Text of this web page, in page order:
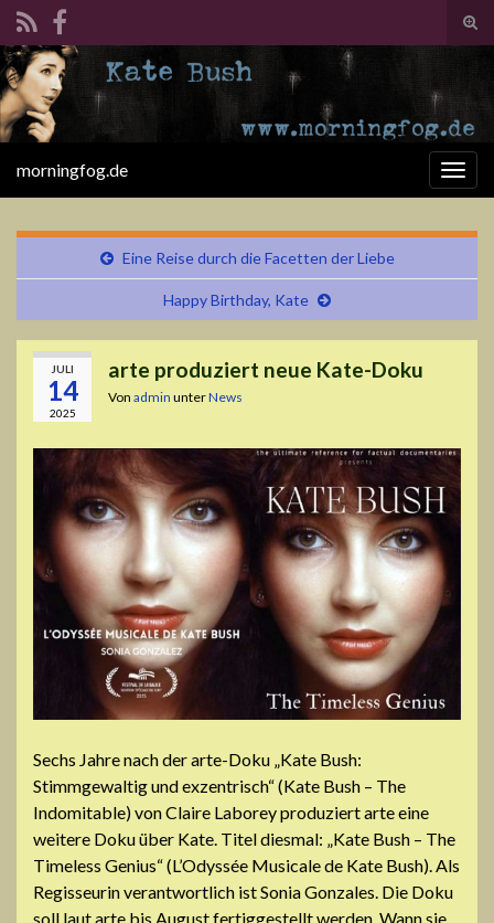
Search for:
morningfog.de
Eine Reise durch die Facetten der Liebe
Happy Birthday, Kate
JULI
14
2025
arte produziert neue Kate-Doku
Von admin unterNews
Sechs Jahre nach der arte-Doku „Kate Bush:
Stimmgewaltig und exzentrisch“ (Kate Bush – The
Indomitable) von Claire Laborey produziert arte eine
weitere Doku über Kate. Titel diesmal: „Kate Bush – The
Timeless Genius“ (L’Odyssée Musicale de Kate Bush). Als
Regisseurin verantwortlich ist Sonia Gonzales. Die Doku
soll laut arte bis August fertiggestellt werden. Wann sie